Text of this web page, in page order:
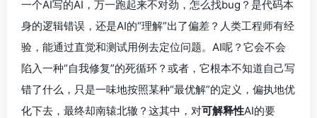
一个AI写的AI，万一跑起来不对劲，怎么找bug？是代码本
身的逻辑错误，还是AI的“理解”出了偏差？人类工程师有经
验，能通过直觉和测试用例去定位问题。AI呢？它会不会
陷入一种“自我修复”的死循环？或者，它根本不知道自己写
错了什么，只是一味地按照某种“最优解”的定义，偏执地优
化下去，最终却南辕北辙？这其中，对可解释性AI的要